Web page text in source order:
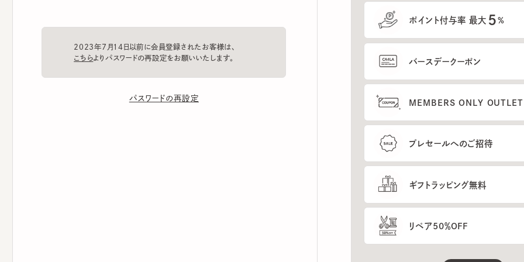
2023年7月14日以前に会員登録されたお客様は、
パスワードの再設定
ポイント付与率 最大 %
バースデークーポン
MEMBERS ONLY OUTLETのご
プレセールへのご招待
ギフトラッピング無料
リペア50％OFF